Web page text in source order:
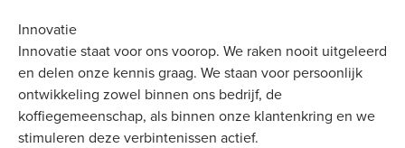
Innovatie
Innovatie staat voor ons voorop. We raken nooit uitgeleerd
en delen onze kennis graag. We staan voor persoonlijk
ontwikkeling zowel binnen ons bedrijf, de
koffiegemeenschap, als binnen onze klantenkring en we
stimuleren deze verbintenissen actief.